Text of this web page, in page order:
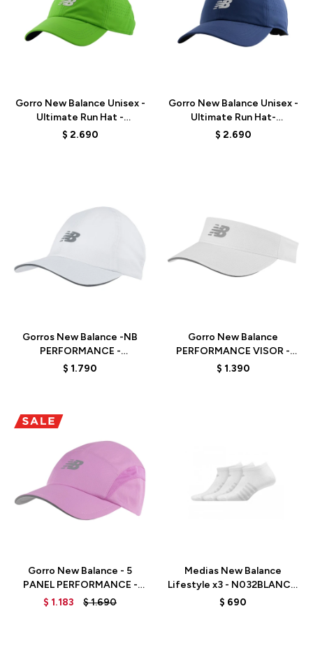
Gorro New Balance Unisex -
Ultimate Run Hat -
LAH00143AGN - GREEN
$ 2.690
Gorro New Balance Unisex -
Ultimate Run Hat-
LAH00143NNY - BLUE
$ 2.690
Gorros New Balance -NB
PERFORMANCE -
LAH13002WT - WHITE
$ 1.790
Gorro New Balance
PERFORMANCE VISOR -
LAH21105WT - WHITE
$ 1.390
Gorro New Balance - 5
PANEL PERFORMANCE -
LAH91003RS - RED
$ 1.183 $1.690
Medias New Balance
Lifestyle x3 - N032BLANCO
- BLANCO
$ 690